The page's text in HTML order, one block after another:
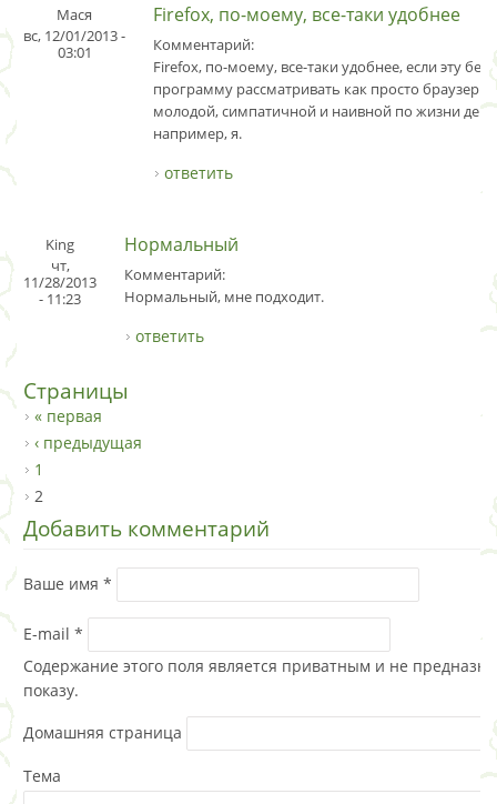
Мася
вс, 12/01/2013 -
03:01
Firefox, по-моему, все-таки удобнее
Комментарий:
Firefox, по-моему, все-таки удобнее, если эту
программу рассматривать как просто браузер
молодой, симпатичной и наивной по жизни
например, я.
ответить
King
чт,
11/28/2013
- 11:23
Нормальный
Комментарий:
Нормальный, мне подходит.
ответить
Страницы
« первая
‹ предыдущая
1
2
Добавить комментарий
Ваше имя *
E-mail *
Содержание этого поля является приватным и не
показу.
Домашняя страница
Тема